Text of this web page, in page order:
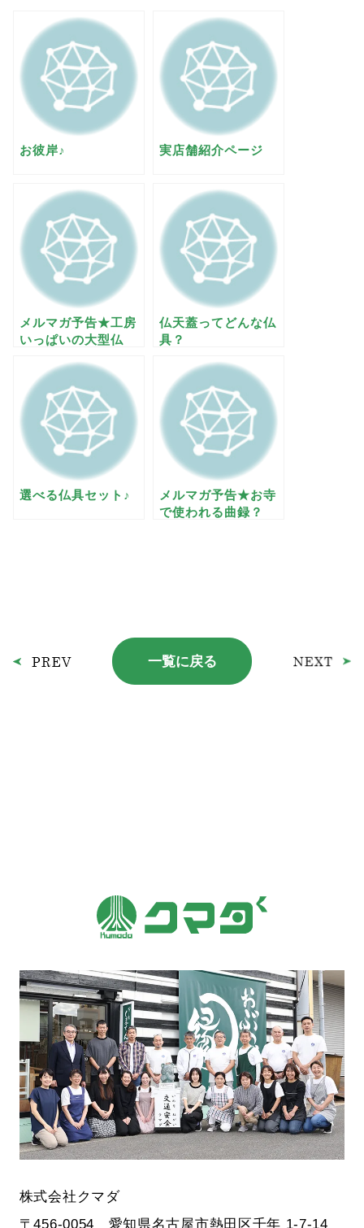
お彼岸♪ 実店舗紹介ページ
メルマガ予告★工房
いっぱいの大型仏
仏天蓋ってどんな仏
具？
選べる仏具セット♪
メルマガ予告★お寺
で使われる曲録？
一覧に戻る
株式会社クマダ
〒456-0054 愛知県名古屋市熱田区千年 1-7-14